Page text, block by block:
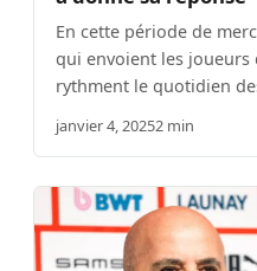
En cette période de
qui envoient les joueurs
rythment le quotidien
janvier 4, 20252 min